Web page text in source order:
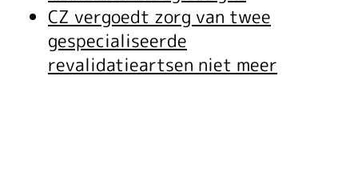
CZ vergoedt zorg van twee
gespecialiseerde
revalidatieartsen niet meer